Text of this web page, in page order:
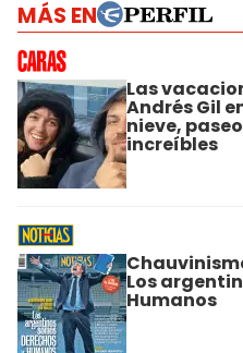
MÁS EN
Las
Andrés Gil
nieve,
increíbles
Los
Humanos